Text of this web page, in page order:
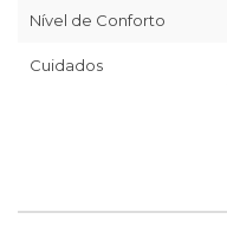
Nível de Conforto
Cuidados